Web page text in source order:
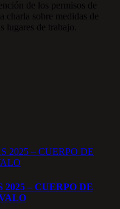
de los permisos de
charla sobre medidas de
lugares de trabajo.
– CUERPO DE